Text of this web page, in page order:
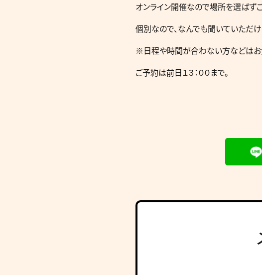
オンライン開催なので場所を選ばず
個別なので、なんでも聞いていただ
※日程や時間が合わない方などはお
ご予約は前日１３：００まで。